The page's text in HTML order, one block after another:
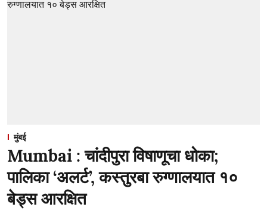
मुंबई
Mumbai : चांदीपुरा विषाणूचा धोका;
पालिका ‘अलर्ट’, कस्तुरबा रुग्णालयात १०
बेड्स आरक्षित